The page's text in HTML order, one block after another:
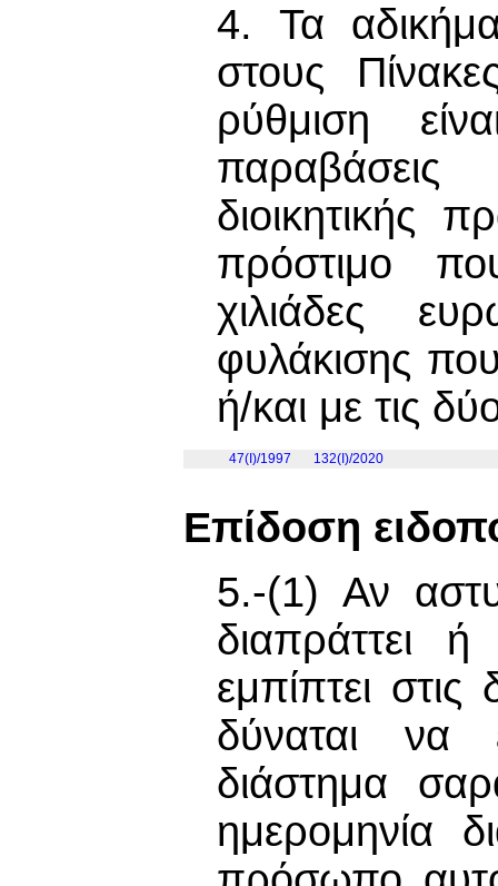
4. Τα
στους
ρύθμιση
διοικητικής
πρόστιμο
χιλιάδες
φυλάκισης
ή/και με τις
47(I)/1997 132(I)/2020
Επίδοση
5.-(1) Αν
διαπράττει
εμπίπτει
δύναται να
διάστημα
ημερομηνία